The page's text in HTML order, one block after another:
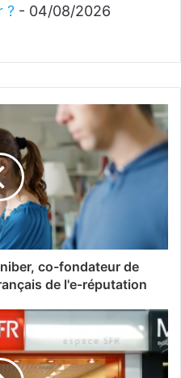
? - 04/08/2026
co-fondateur de
de l'e-réputation